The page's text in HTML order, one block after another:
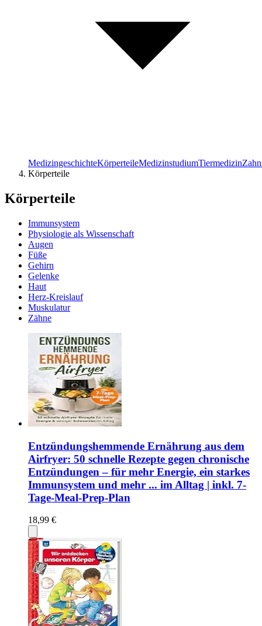
MedizingeschichteKörperteileMedizinstudiumTiermedizin
Körperteile
Körperteile
Immunsystem
Physiologie als Wissenschaft
Augen
Füße
Gehirn
Gelenke
Haut
Herz-Kreislauf
Muskulatur
Zähne
Entzündungshemmende Ernährung aus dem
Airfryer: 50 schnelle Rezepte gegen chronische
Entzündungen – für mehr Energie, ein starkes
Immunsystem und mehr ... im Alltag | inkl. 7-
Tage-Meal-Prep-Plan
18,99 €